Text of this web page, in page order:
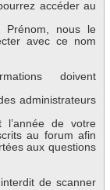
accéder au
nous le
avec ce nom
doivent
administrateurs
de votre
au forum afin
aux questions
de scanner